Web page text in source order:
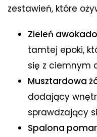
zestawień, które
Zieleń
tamtej epoki,
się z ciemnym
Musztardowa
dodający
sprawdzający
Spalona